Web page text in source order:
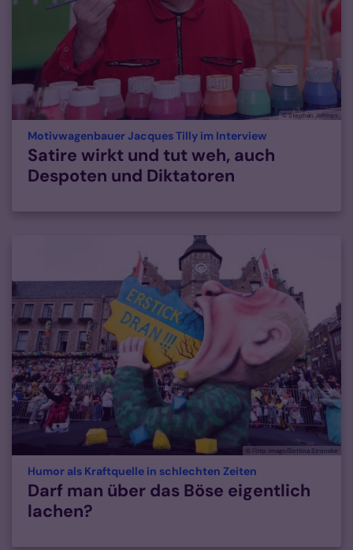
© Stephan Johnen
Motivwagenbauer Jacques Tilly im Interview
Satire wirkt und tut weh, auch
Despoten und Diktatoren
© Foto: Imago/Bettina Strenske
Humor als Kraftquelle in schlechten Zeiten
Darf man über das Böse eigentlich
lachen?